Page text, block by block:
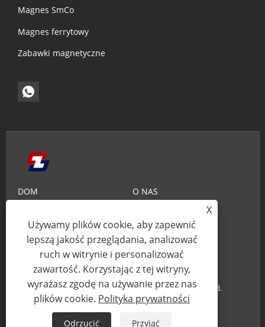
Magnes SmCo
Magnes ferrytowy
Zabawki magnetyczne
DOM
O NAS
WIEDZA
WYŚLIJ ZAPYTANIE
SKONTAKTUJ SIĘ Z NAMI
Prawa autorskie © 2025 Xiamen Zhaobao Magnet Co., Ltd.
Wszelkie prawa zastrzeżone.
Sitemap RSS Polityka prywatności
X
Używamy plików cookie, aby zapewnić
lepszą jakość przeglądania, analizować
ruch w witrynie i personalizować
zawartość. Korzystając z tej witryny,
wyrażasz zgodę na używanie przez nas
plików cookie. Polityka prywatności
Odrzucić Przyjąć